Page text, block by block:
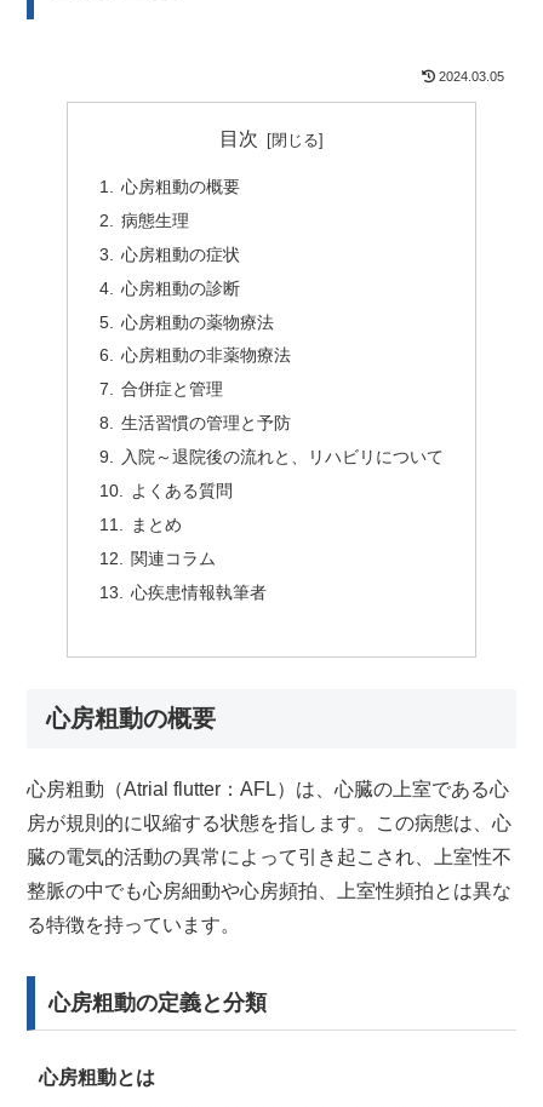
2024.03.05
目次
心房粗動の概要
病態生理
心房粗動の症状
心房粗動の診断
心房粗動の薬物療法
心房粗動の非薬物療法
合併症と管理
生活習慣の管理と予防
入院～退院後の流れと、リハビリについて
よくある質問
まとめ
関連コラム
心疾患情報執筆者
心房粗動の概要
心房粗動（Atrial flutter：AFL）は、心臓の上室である心
房が規則的に収縮する状態を指します。この病態は、心
臓の電気的活動の異常によって引き起こされ、上室性不
整脈の中でも心房細動や心房頻拍、上室性頻拍とは異な
る特徴を持っています。
心房粗動の定義と分類
心房粗動とは